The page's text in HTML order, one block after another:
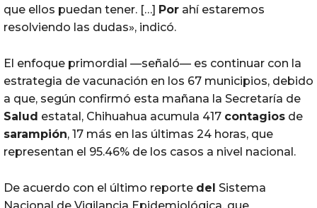
que ellos puedan tener. […] Por ahí estaremos
resolviendo las dudas», indicó.
El enfoque primordial —señaló— es continuar con la
estrategia de vacunación en los 67 municipios, debido
a que, según confirmó esta mañana la Secretaría de
Salud estatal, Chihuahua acumula 417 contagios de
sarampión, 17 más en las últimas 24 horas, que
representan el 95.46% de los casos a nivel nacional.
De acuerdo con el último reporte del Sistema